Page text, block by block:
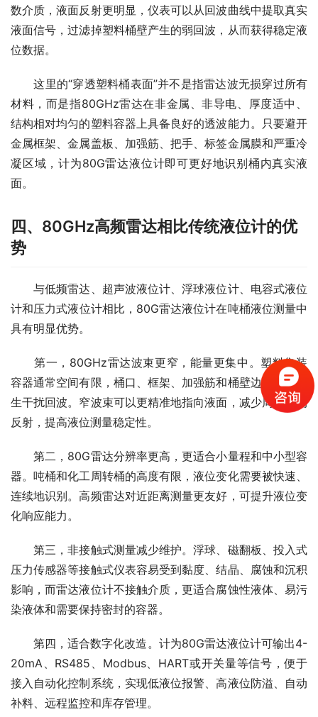
数介质，液面反射更明显，仪表可以从回波曲线中提取真实
液面信号，过滤掉塑料桶壁产生的弱回波，从而获得稳定液
位数据。
这里的“穿透塑料桶表面”并不是指雷达波无损穿过所有
材料，而是指80GHz雷达在非金属、非导电、厚度适中、
结构相对均匀的塑料容器上具备良好的透波能力。只要避开
金属框架、金属盖板、加强筋、把手、标签金属膜和严重冷
凝区域，计为80G雷达液位计即可更好地识别桶内真实液
面。
四、80GHz高频雷达相比传统液位计的优
势
与低频雷达、超声波液位计、浮球液位计、电容式液位
计和压力式液位计相比，80G雷达液位计在吨桶液位测量中
具有明显优势。
第一，80GHz雷达波束更窄，能量更集中。塑料集装
容器通常空间有限，桶口、框架、加强筋和桶壁边缘容易产
生干扰回波。窄波束可以更精准地指向液面，减少周边结构
反射，提高液位测量稳定性。
第二，80G雷达分辨率更高，更适合小量程和中小型容
器。吨桶和化工周转桶的高度有限，液位变化需要被快速、
连续地识别。高频雷达对近距离测量更友好，可提升液位变
化响应能力。
第三，非接触式测量减少维护。浮球、磁翻板、投入式
压力传感器等接触式仪表容易受到黏度、结晶、腐蚀和沉积
影响，而雷达液位计不接触介质，更适合腐蚀性液体、易污
染液体和需要保持密封的容器。
第四，适合数字化改造。计为80G雷达液位计可输出4-
20mA、RS485、Modbus、HART或开关量等信号，便于
接入自动化控制系统，实现低液位报警、高液位防溢、自动
补料、远程监控和库存管理。